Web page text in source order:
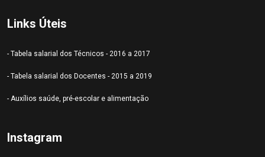
Links Úteis
- Tabela salarial dos Técnicos - 2016 a 2017
- Tabela salarial dos Docentes - 2015 a 2019
- Auxílios saúde, pré-escolar e alimentação
Instagram